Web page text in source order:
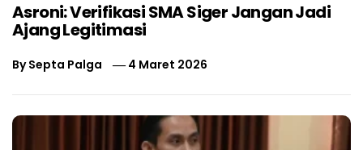
Asroni: Verifikasi SMA Siger Jangan Jadi
Ajang Legitimasi
BySepta Palga 4 Maret 2026